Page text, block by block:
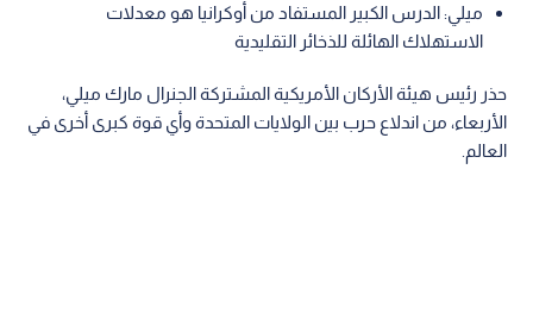
ميلي: الدرس الكبير المستفاد من أوكرانيا هو معدلات
الاستهلاك الهائلة للذخائر التقليدية
حذر رئيس هيئة الأركان الأمريكية المشتركة الجنرال مارك ميلي،
الأربعاء، من اندلاع حرب بين الولايات المتحدة وأي قوة كبرى أخرى في
العالم.